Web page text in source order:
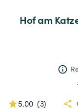
Hofam
5.00 (3)